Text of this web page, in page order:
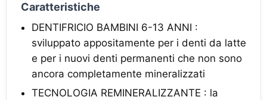
Caratteristiche
DENTIFRICIO BAMBINI 6-13 ANNI :
sviluppato appositamente per i denti da latte
e per i nuovi denti permanenti che non sono
ancora completamente mineralizzati
TECNOLOGIA REMINERALIZZANTE : la